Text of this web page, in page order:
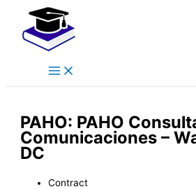
content
Menu
PAHO: PAHO
Comunicaciones –
DC
Contract